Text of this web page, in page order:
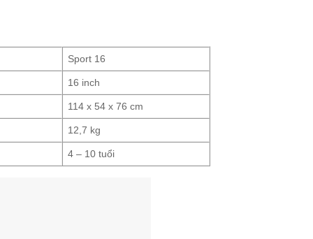
Sport 16
16 inch
114 x 54 x 76 cm
12,7 kg
4 – 10 tuổi